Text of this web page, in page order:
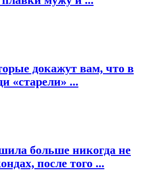
докажут вам, что в
«старели» ...
больше никогда не
после того ...